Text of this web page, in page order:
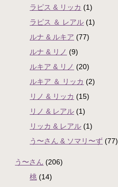
ラピス & リッカ (1)
ラピス ＆ レアル (1)
ルナ & ルキア (77)
ルナ & リノ (9)
ルキア & リノ (20)
ルキア ＆ リッカ (2)
リノ & リッカ (15)
リノ & レアル (1)
リッカ & レアル (1)
う〜さん & ソマリ〜ず (77)
う〜さん (206)
桃 (14)